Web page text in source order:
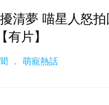
清夢 喵星人怒拍
有片】
萌寵熱話